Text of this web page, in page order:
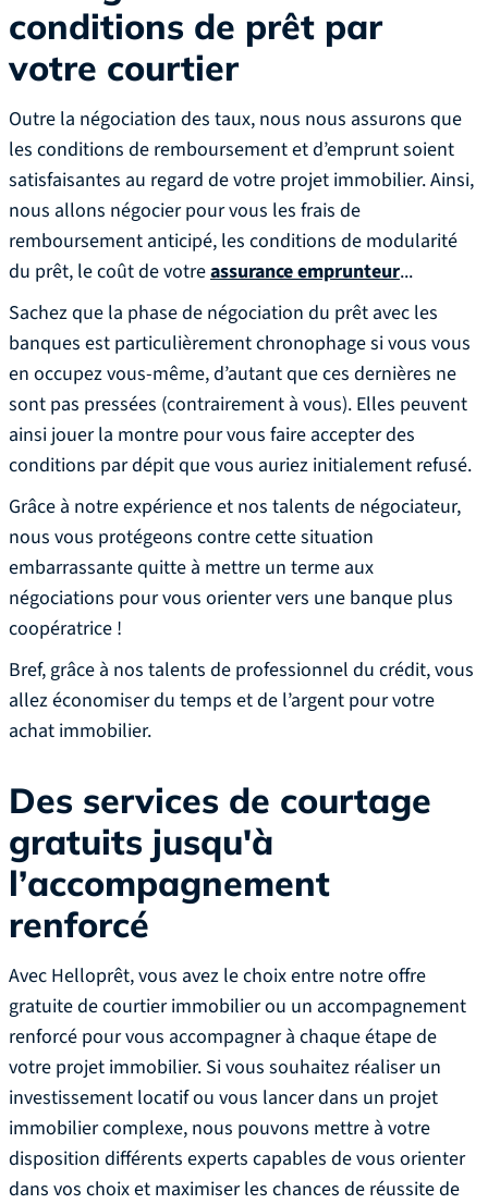
conditions de prêt par
votre courtier
Outre la négociation des taux, nous nous assurons que
les conditions de remboursement et d’emprunt soient
satisfaisantes au regard de votre projet immobilier. Ainsi,
nous allons négocier pour vous les frais de
remboursement anticipé, les conditions de modularité
du prêt, le coût de votreassurance emprunteur...
Sachez que la phase de négociation du prêt avec les
banques est particulièrement chronophage si vous vous
en occupez vous-même, d’autant que ces dernières ne
sont pas pressées (contrairement à vous). Elles peuvent
ainsi jouer la montre pour vous faire accepter des
conditions par dépit que vous auriez initialement refusé.
Grâce à notre expérience et nos talents de négociateur,
nous vous protégeons contre cette situation
embarrassante quitte à mettre un terme aux
négociations pour vous orienter vers une banque plus
coopératrice !‍
Bref, grâce à nos talents de professionnel du crédit, vous
allez économiser du temps et de l’argent pour votre
achat immobilier.
Des services de courtage
gratuits jusqu'à
l’accompagnement
renforcé
Avec Helloprêt, vous avez le choix entre notre offre
gratuite de courtier immobilier ou un accompagnement
renforcé pour vous accompagner à chaque étape de
votre projet immobilier. Si vous souhaitez réaliser un
investissement locatif ou vous lancer dans un projet
immobilier complexe, nous pouvons mettre à votre
disposition différents experts capables de vous orienter
dans vos choix et maximiser les chances de réussite de